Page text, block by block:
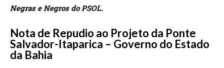
Negras e Negros do PSOL.
Nota de Repudio ao Projeto da Ponte
Salvador-Itaparica – Governo do Estado
da Bahia